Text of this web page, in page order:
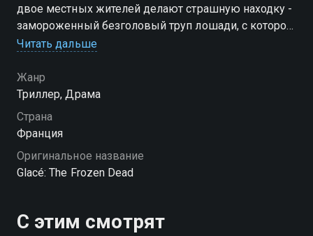
двое местных жителей делают страшную находку -
замороженный безголовый труп лошади, с которой
содрана кожа. Выясняется, что эта лошадь
Ломбарду
Посмотреть онлайн 1 сезон сериала Замёрзшие
мертвецы вы можете совершенно бесплатно в
хорошем HD качестве на Смотрёшке
Читать дальше
Жанр
Триллер, Драма
Страна
Франция
Оригинальное название
Glacé: The Frozen Dead
С этим смотрят